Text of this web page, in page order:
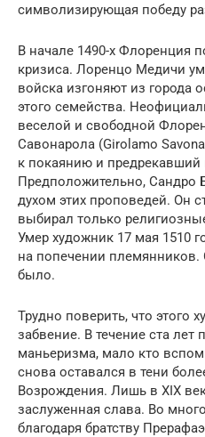
символизирующая победу
В начале 1490-х Флоренция
кризиса. Лоренцо Медичи
войска изгоняют из города
этого семейства.
веселой и свободной
Савонарола (Girolamo
к покаянию и предрекавший
Предположительно, Сандро
духом этих проповедей. Он
выбирал только
Умер художник 17 мая 1510
на попечении племянников.
было.
Трудно поверить, что этого
забвение. В течение ста лет
маньеризма, мало кто
снова оставался в тени
Возрождения. Лишь в XIX
заслуженная слава. Во
благодаря братству